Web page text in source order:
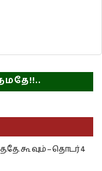
கூ வும் – தொடர் 4